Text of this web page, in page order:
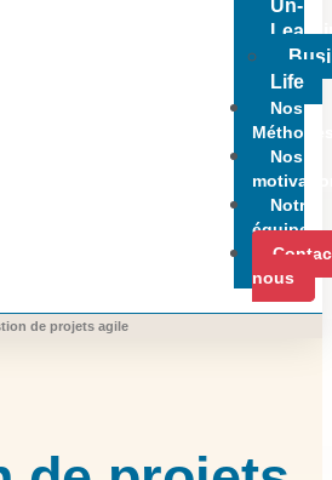
Un-
Life
Nos
Nos
Notre
équipe
nous
de projets agile